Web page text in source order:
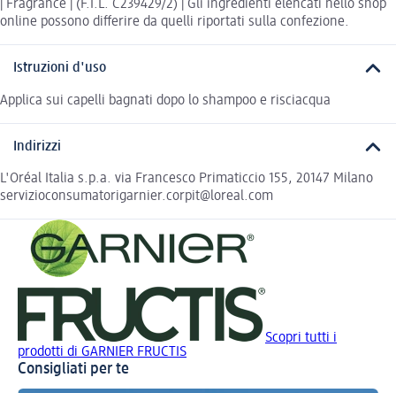
| Fragrance | (F.I.L. C239429/2) | Gli ingredienti elencati nello shop
online possono differire da quelli riportati sulla confezione.
Istruzioni d'uso
Applica sui capelli bagnati dopo lo shampoo e risciacqua
Indirizzi
L'Oréal Italia s.p.a. via Francesco Primaticcio 155, 20147 Milano
servizioconsumatorigarnier.corpit@loreal.com
Scopri tutti i
prodotti di GARNIER FRUCTIS
Consigliati per te